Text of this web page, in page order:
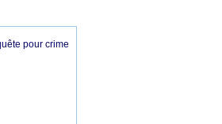
pour crime